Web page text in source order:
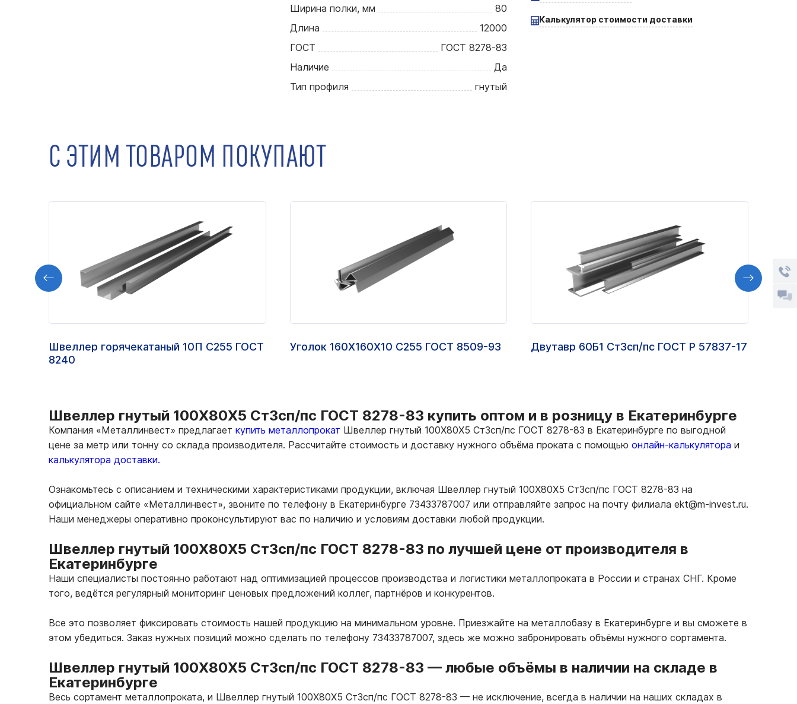
Ширина полки, мм
80
Длина
12000
ГОСТ
ГОСТ 8278-83
Наличие
Да
Тип профиля
гнутый
Калькулятор стоимости доставки
С ЭТИМ ТОВАРОМ ПОКУПАЮТ
Швеллер горячекатаный 10П С255 ГОСТ
8240
Уголок 160Х160Х10 С255 ГОСТ 8509-93 Двутавр 60Б1 Ст3сп/пс ГОСТ Р 57837-17
Швеллер гнутый 100Х80Х5 Ст3сп/пс ГОСТ 8278-83 купить оптом и в розницу в Екатеринбурге
Компания «Металлинвест» предлагает купить металлопрокат Швеллер гнутый 100Х80Х5 Ст3сп/пс ГОСТ 8278-83 в Екатеринбурге по выгодной
цене за метр или тонну со склада производителя. Рассчитайте стоимость и доставку нужного объёма проката с помощью онлайн-калькулятора и
калькулятора доставки.
Ознакомьтесь с описанием и техническими характеристиками продукции, включая Швеллер гнутый 100Х80Х5 Ст3сп/пс ГОСТ 8278-83 на
официальном сайте «Металлинвест», звоните по телефону в Екатеринбурге 73433787007 или отправляйте запрос на почту филиала ekt@m-invest.ru.
Наши менеджеры оперативно проконсультируют вас по наличию и условиям доставки любой продукции.
Швеллер гнутый 100Х80Х5 Ст3сп/пс ГОСТ 8278-83 по лучшей цене от производителя в
Екатеринбурге
Наши специалисты постоянно работают над оптимизацией процессов производства и логистики металлопроката в России и странах СНГ. Кроме
того, ведётся регулярный мониторинг ценовых предложений коллег, партнёров и конкурентов.
Все это позволяет фиксировать стоимость нашей продукцию на минимальном уровне. Приезжайте на металлобазу в Екатеринбурге и вы сможете в
этом убедиться. Заказ нужных позиций можно сделать по телефону 73433787007, здесь же можно забронировать объёмы нужного сортамента.
Швеллер гнутый 100Х80Х5 Ст3сп/пс ГОСТ 8278-83 — любые объёмы в наличии на складе в
Екатеринбурге
Весь сортамент металлопроката, и Швеллер гнутый 100Х80Х5 Ст3сп/пс ГОСТ 8278-83 — не исключение, всегда в наличии на наших складах в